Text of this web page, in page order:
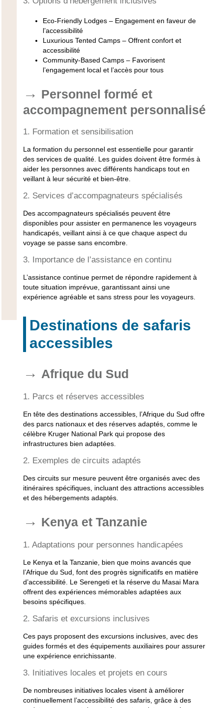
Eco-Friendly Lodges– Engagement en faveur de
l’accessibilité
Luxurious Tented Camps– Offrent confort et
accessibilité
Community-Based Camps– Favorisent
l’engagement local et l’accès pour tous
Personnel formé et
accompagnement personnalisé
1. Formation et sensibilisation
La formation du personnel est essentielle pour garantir
des services de qualité. Les guides doivent être formés à
aider les personnes avec différents handicaps tout en
veillant à leur sécurité et bien-être.
2. Services d’accompagnateurs spécialisés
Des accompagnateurs spécialisés peuvent être
disponibles pour assister en permanence les voyageurs
handicapés, veillant ainsi à ce que chaque aspect du
voyage se passe sans encombre.
3. Importance de l’assistance en continu
L’assistance continue permet de répondre rapidement à
toute situation imprévue, garantissant ainsi une
expérience agréable et sans stress pour les voyageurs.
Destinations de safaris
accessibles
Afrique du Sud
1. Parcs et réserves accessibles
En tête des destinations accessibles, l’Afrique du Sud offre
des parcs nationaux et des réserves adaptés, comme le
célèbre Kruger National Park qui propose des
infrastructures bien adaptées.
2. Exemples de circuits adaptés
Des circuits sur mesure peuvent être organisés avec des
itinéraires spécifiques, incluant des attractions accessibles
et des hébergements adaptés.
Kenya et Tanzanie
1. Adaptations pour personnes handicapées
Le Kenya et la Tanzanie, bien que moins avancés que
l’Afrique du Sud, font des progrès significatifs en matière
d’accessibilité. Le Serengeti et la réserve du Masai Mara
offrent des expériences mémorables adaptées aux
besoins spécifiques.
2. Safaris et excursions inclusives
Ces pays proposent des excursions inclusives, avec des
guides formés et des équipements auxiliaires pour assurer
une expérience enrichissante.
3. Initiatives locales et projets en cours
De nombreuses initiatives locales visent à améliorer
continuellement l’accessibilité des safaris, grâce à des